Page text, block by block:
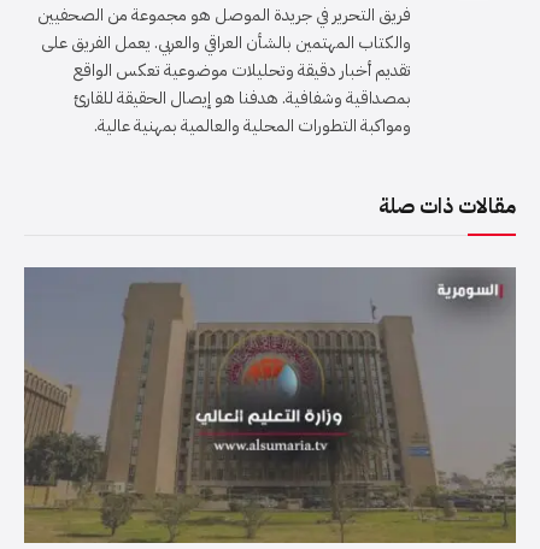
فريق التحرير في جريدة الموصل هو مجموعة من الصحفيين
والكتاب المهتمين بالشأن العراقي والعربي. يعمل الفريق على
تقديم أخبار دقيقة وتحليلات موضوعية تعكس الواقع
بمصداقية وشفافية. هدفنا هو إيصال الحقيقة للقارئ
ومواكبة التطورات المحلية والعالمية بمهنية عالية.
مقالات ذات صلة